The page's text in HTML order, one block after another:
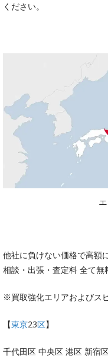
ください。
他社に負けない価格で高額
相談・出張・査定料 全て無
※買取強化エリアおよびス
【東京23区】
千代田区 中央区 港区 新宿